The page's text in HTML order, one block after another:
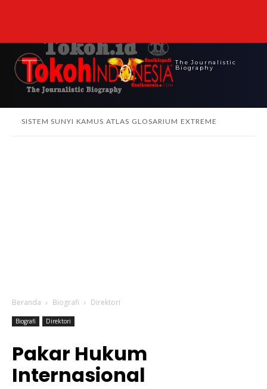
The Journalistic
Biography
SISTEM SUNYI KAMUS ATLAS GLOSARIUM EXTREME
Beranda Biografi Direktori
Biografi Direktori
Pakar Hukum
Internasional